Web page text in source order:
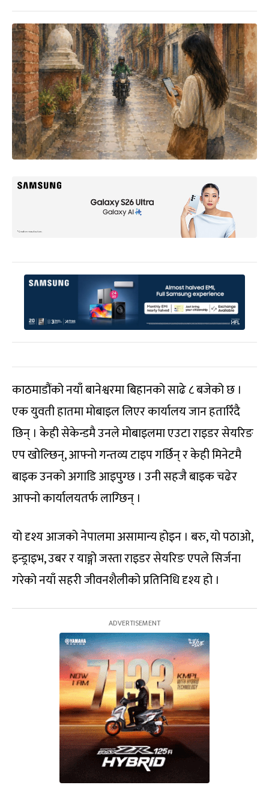
काठमाडौंको नयाँ बानेश्वरमा बिहानको साढे ८ बजेको छ ।
एक युवती हातमा मोबाइल लिएर कार्यालय जान हतारिँदै
छिन् । केही सेकेन्डमै उनले मोबाइलमा एउटा राइडर सेयरिङ
एप खोल्छिन्, आफ्नो गन्तव्य टाइप गर्छिन् र केही मिनेटमै
बाइक उनको अगाडि आइपुग्छ । उनी सहजै बाइक चढेर
आफ्नो कार्यालयतर्फ लाग्छिन् ।
यो दृश्य आजको नेपालमा असामान्य होइन । बरु, यो पठाओ,
इन्ड्राइभ, उबर र याङ्गो जस्ता राइडर सेयरिङ एपले सिर्जना
गरेको नयाँ सहरी जीवनशैलीको प्रतिनिधि दृश्य हो ।